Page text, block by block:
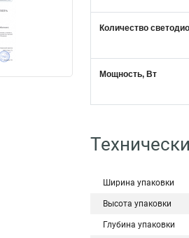
Количество
Мощность, Вт
Ширина упаковки
Высота упаковки
Глубина упаковки